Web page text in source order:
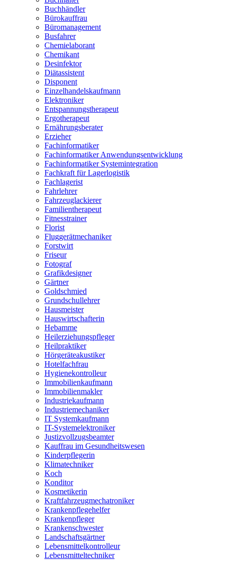
Buchhändler
Bürokauffrau
Büromanagement
Busfahrer
Chemielaborant
Chemikant
Desinfektor
Diätassistent
Disponent
Einzelhandelskaufmann
Elektroniker
Entspannungstherapeut
Ergotherapeut
Ernährungsberater
Erzieher
Fachinformatiker
Fachinformatiker Anwendungsentwicklung
Fachinformatiker Systemintegration
Fachkraft für Lagerlogistik
Fachlagerist
Fahrlehrer
Fahrzeuglackierer
Familientherapeut
Fitnesstrainer
Florist
Fluggerätmechaniker
Forstwirt
Friseur
Fotograf
Grafikdesigner
Gärtner
Goldschmied
Grundschullehrer
Hausmeister
Hauswirtschafterin
Hebamme
Heilerziehungspfleger
Heilpraktiker
Hörgeräteakustiker
Hotelfachfrau
Hygienekontrolleur
Immobilienkaufmann
Immobilienmakler
Industriekaufmann
Industriemechaniker
IT Systemkaufmann
IT-Systemelektroniker
Justizvollzugsbeamter
Kauffrau im Gesundheitswesen
Kinderpflegerin
Klimatechniker
Koch
Konditor
Kosmetikerin
Kraftfahrzeugmechatroniker
Krankenpflegehelfer
Krankenpfleger
Krankenschwester
Landschaftsgärtner
Lebensmittelkontrolleur
Lebensmitteltechniker